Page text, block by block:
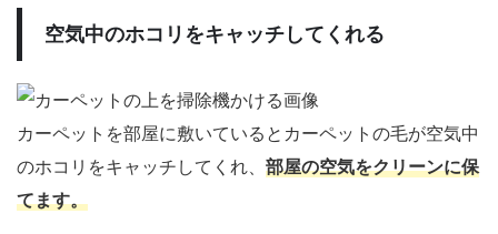
空気中のホコリをキャッチしてくれる
カーペットを部屋に敷いているとカーペットの毛が空気中
のホコリをキャッチしてくれ、 部屋の空気をクリーンに保
てます。